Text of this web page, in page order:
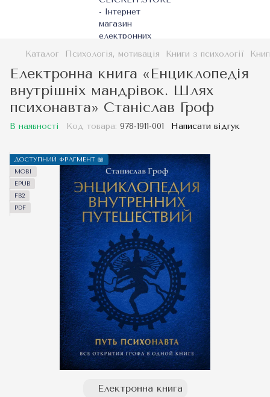
Каталог Психологія, мотивація Книги з психології
Електронна книга «Енциклопедія
внутрішніх мандрівок. Шлях
психонавта» Станіслав Гроф
В наявності Код товара: 978-1911-001 Написати відгук
ДОСТУПНИЙ ФРАГМЕНТ 📖
MOBI
EPUB
FB2
PDF
Електронна книга